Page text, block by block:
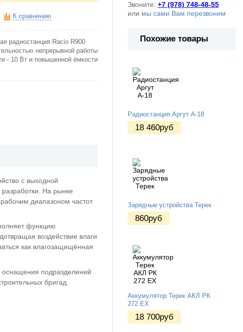
К сравнению
радиостанция Racio R900
непрерывной работы
- 10 Вт и повышенной ёмкости
с выходной
На рынке
диапазоном частот
функцию
воздействие влаги
как влагозащищённая
оснащения подразделений
бригад.
Звоните: +7 (978) 748-48-55
или мы сами Вам перезвоним
Похожие товары
Радиостанция Аргут А-18
18 460руб
Зарядные устройства Терек
860руб
Аккумулятор Терек АКЛ РК
272 EX
18 700руб